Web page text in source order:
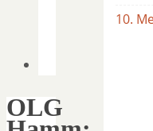
OLG
10.